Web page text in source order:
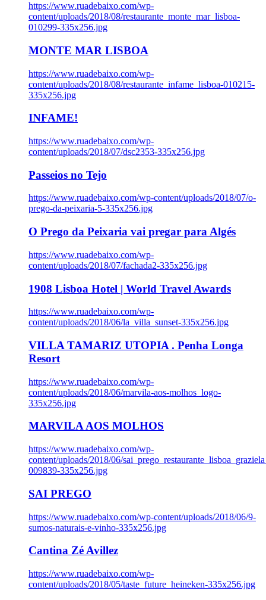
https://www.ruadebaixo.com/wp-
content/uploads/2018/08/restaurante_monte_mar_lisboa-
010299-335x256.jpg
MONTE MAR LISBOA
https://www.ruadebaixo.com/wp-
content/uploads/2018/08/restaurante_infame_lisboa-010215-
335x256.jpg
INFAME!
https://www.ruadebaixo.com/wp-
content/uploads/2018/07/dsc2353-335x256.jpg
Passeios no Tejo
https://www.ruadebaixo.com/wp-content/uploads/2018/07/o-
prego-da-peixaria-5-335x256.jpg
O Prego da Peixaria vai pregar para Algés
https://www.ruadebaixo.com/wp-
content/uploads/2018/07/fachada2-335x256.jpg
1908 Lisboa Hotel | World Travel Awards
https://www.ruadebaixo.com/wp-
content/uploads/2018/06/la_villa_sunset-335x256.jpg
VILLA TAMARIZ UTOPIA . Penha Longa
Resort
https://www.ruadebaixo.com/wp-
content/uploads/2018/06/marvila-aos-molhos_logo-
335x256.jpg
MARVILA AOS MOLHOS
https://www.ruadebaixo.com/wp-
content/uploads/2018/06/
009839-335x256.jpg
SAI PREGO
https://www.ruadebaixo.com/wp-content/uploads/2018/06/9-
sumos-naturais-e-vinho-335x256.jpg
Cantina Zé Avillez
https://www.ruadebaixo.com/wp-
content/uploads/2018/05/taste_future_heineken-335x256.jpg